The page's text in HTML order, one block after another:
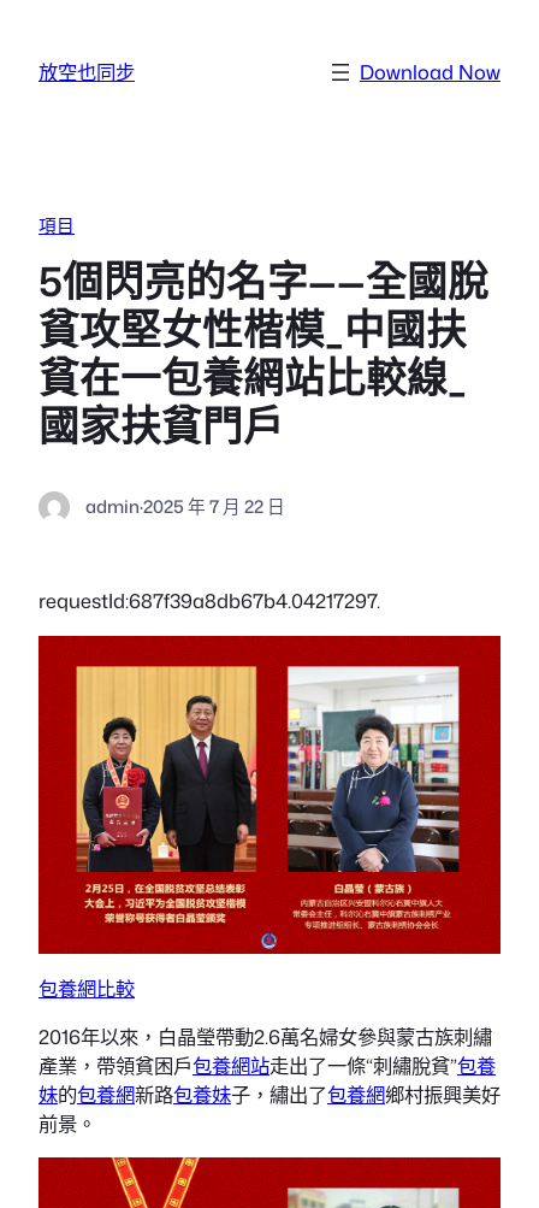
放空也同步 Download Now
項目
5個閃亮的名字——全國脫
貧攻堅女性楷模_中國扶
貧在一包養網站比較線_
國家扶貧門戶
admin·2025 年 7 月 22 日
requestId:687f39a8db67b4.04217297.
包養網比較
2016年以來，白晶瑩帶動2.6萬名婦女參與蒙古族刺繡
產業，帶領貧困戶包養網站走出了一條“刺繡脫貧”包養
妹的包養網新路包養妹子，繡出了包養網鄉村振興美好
前景。